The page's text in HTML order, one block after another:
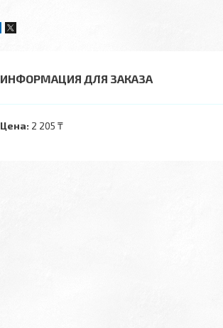
ИНФОРМАЦИЯ ДЛЯ ЗАКАЗА
Цена: 2 205 ₸